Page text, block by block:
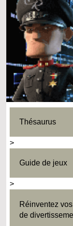
Thésaurus
>
Guide de jeux
>
Réinventez
de